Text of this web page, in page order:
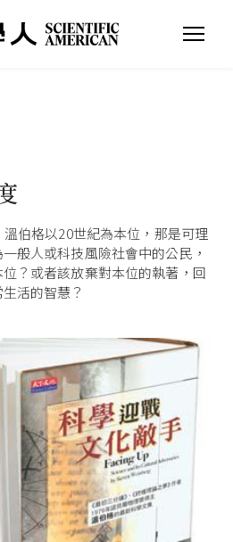
伯格以20世紀為本位，那是可理
般人或科技風險社會中的公民，
？或者該放棄對本位的執著，回
活的智慧？